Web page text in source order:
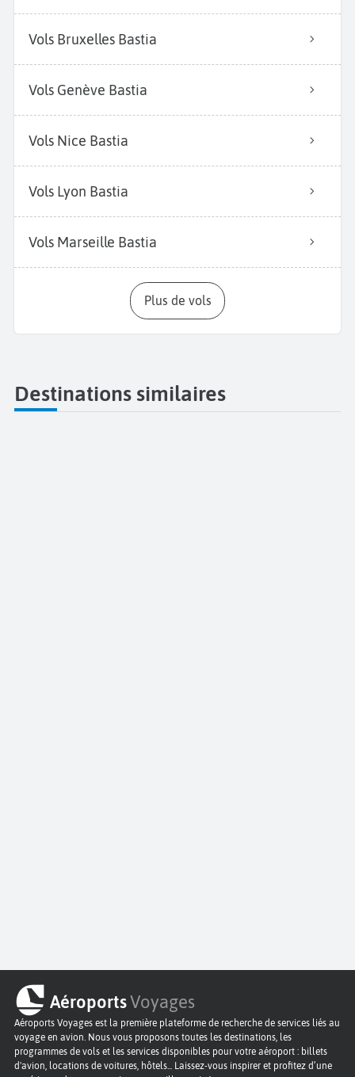
Vols Bruxelles Bastia
Vols Genève Bastia
Vols Nice Bastia
Vols Lyon Bastia
Vols Marseille Bastia
Plus de vols
Destinations similaires
AéroportsVoyages
Aéroports Voyages est la première plateforme de recherche de services liés au
voyage en avion. Nous vous proposons toutes les destinations, les
programmes de vols et les services disponibles pour votre aéroport : billets
d'avion, locations de voitures, hôtels... Laissez-vous inspirer et profitez d’une